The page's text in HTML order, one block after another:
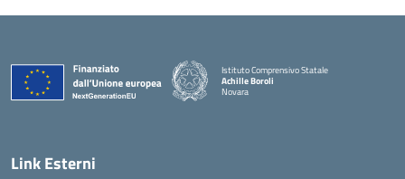
Istituto Comprensivo Statale
Achille Boroli
Novara
Link Esterni